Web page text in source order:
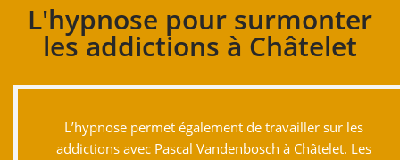
L'hypnose pour surmonter
les addictions à Châtelet
L’hypnose permet également de travailler sur les
addictions avec Pascal Vandenbosch à Châtelet. Les